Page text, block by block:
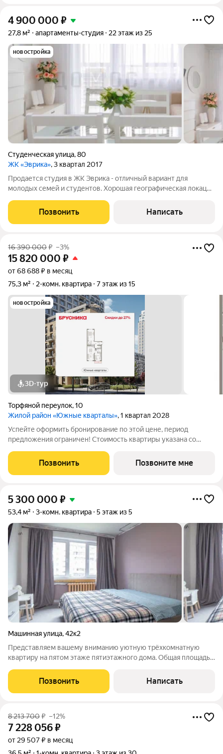
4 900 000 ₽
27,8 м² апартаменты-студия 22 этаж из 25
новостройка
Студенческая улица,80
ЖК «Эврика», 3 квартал 2017
Продается студия в ЖК Эврика - отличный вариант для
молодых семей и студентов. Хорошая географическая локация
государственной противопожарной службы МЧС России,
Лестех, Гуманитарный Университет,
Позвонить Написать
16 390 000₽ –3%
15 820 000 ₽
от 68 688 ₽ в месяц
75,3 м²
2-комн. квартира 7 этаж из 15
новостройка
3D-тур
Торфяной переулок,10
Жилой район «Южные кварталы», 1 квартал 2028
Успейте оформить бронирование по этой цене, период
предложения ограничен! Стоимость квартиры указана со
по телефону, мы вам все подробно расскажем. 2-комн.
квартира от застройщика с предчистовой
Позвонить Позвоните мне
5 300 000 ₽
53,4 м² 3-комн. квартира 5 этаж из 5
Машинная улица,42к2
Представляем вашему вниманию уютную трёхкомнатную
квартиру на пятом этаже пятиэтажного дома. Общая площадь
помещения. Кухня площадью 6,3 м станет отличным местом
для приготовления блюд и семейных
Позвонить Написать
8 213 700₽ –12%
7 228 056₽
от 29 507 ₽ в месяц